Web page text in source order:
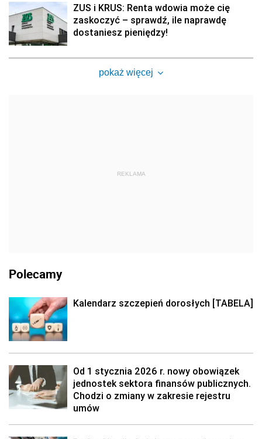
ZUS i KRUS: Renta wdowia może cię
zaskoczyć – sprawdź, ile naprawdę
dostaniesz pieniędzy!
pokaż więcej
REKLAMA
Polecamy
Kalendarz szczepień dorosłych [TABELA]
Od 1 stycznia 2026 r. nowy obowiązek
jednostek sektora finansów publicznych.
Chodzi o zmiany w zakresie rejestru
umów